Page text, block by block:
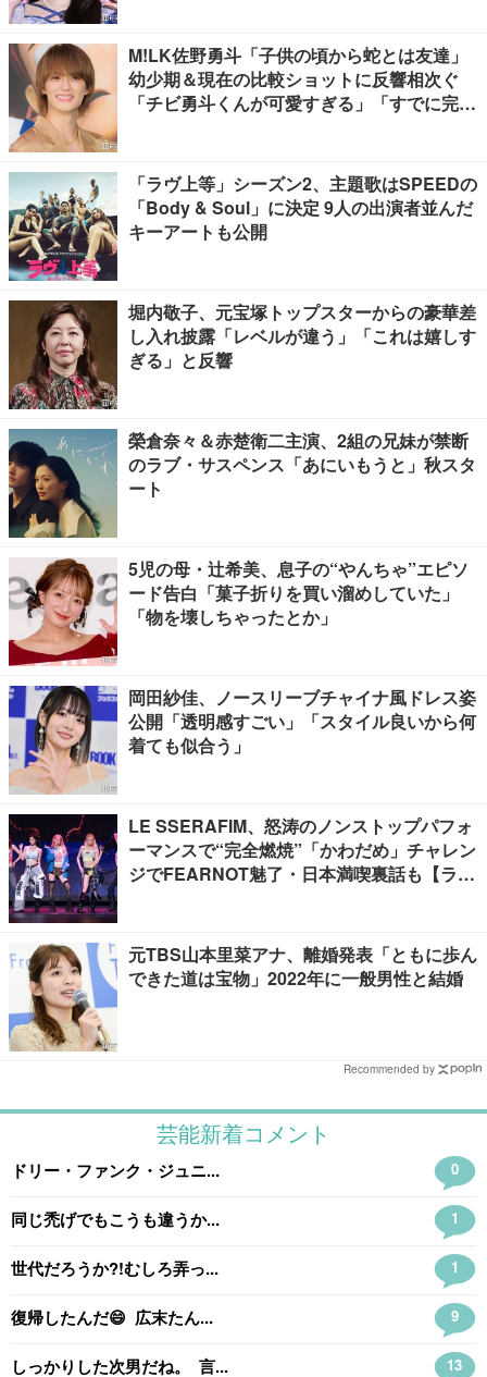
M!LK佐野勇斗「子供の頃から蛇とは友達」
幼少期＆現在の比較ショットに反響相次ぐ
「チビ勇斗くんが可愛すぎる」「すでに完成
「ラヴ上等」シーズン2、主題歌はSPEEDの
「Body & Soul」に決定 9人の出演者並んだ
キーアートも公開
堀内敬子、元宝塚トップスターからの豪華差
し入れ披露「レベルが違う」「これは嬉しす
ぎる」と反響
榮倉奈々＆赤楚衛二主演、2組の兄妹が禁断
のラブ・サスペンス「あにいもうと」秋スタ
ート
5児の母・辻希美、息子の“やんちゃ”エピソ
ード告白「菓子折りを買い溜めしていた」
「物を壊しちゃったとか」
岡田紗佳、ノースリーブチャイナ風ドレス姿
公開「透明感すごい」「スタイル良いから何
着ても似合う」
LE SSERAFIM、怒涛のノンストップパフォ
ーマンスで“完全燃焼”「かわだめ」チャレン
ジでFEARNOT魅了・日本満喫裏話も【ライ
元TBS山本里菜アナ、離婚発表「ともに歩ん
できた道は宝物」2022年に一般男性と結婚
Recommended by